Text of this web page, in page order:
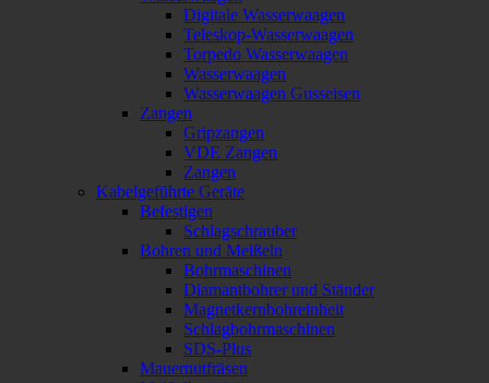
Digitale Wasserwaagen
Teleskop-Wasserwaagen
Torpedo Wasserwaagen
Wasserwaagen
Wasserwaagen Gusseisen
Zangen
Gripzangen
VDE Zangen
Zangen
Kabelgeführte Geräte
Befestigen
Schlagschrauber
Bohren und Meißeln
Bohrmaschinen
Diamantbohrer und Ständer
Magnetkernbohreinheit
Schlagbohrmaschinen
SDS-Plus
Mauernutfräsen